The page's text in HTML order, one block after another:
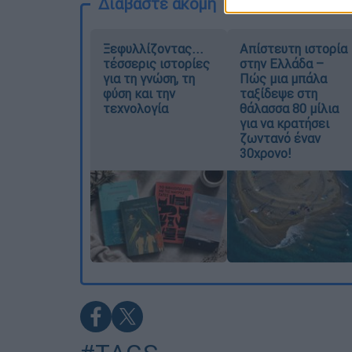
Ξεφυλλίζοντας...
τέσσερις ιστορίες
για τη γνώση, τη
φύση και την
τεχνολογία
Απίστευτη ιστορία
στην Ελλάδα –
Πώς μια μπάλα
ταξίδεψε στη
θάλασσα 80 μίλια
για να κρατήσει
ζωντανό έναν
30χρονο!